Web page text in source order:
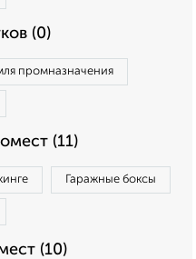
(0)
промназначения
(11)
Гаражные боксы
(10)